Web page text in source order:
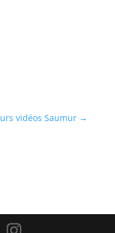
vidéos Saumur →